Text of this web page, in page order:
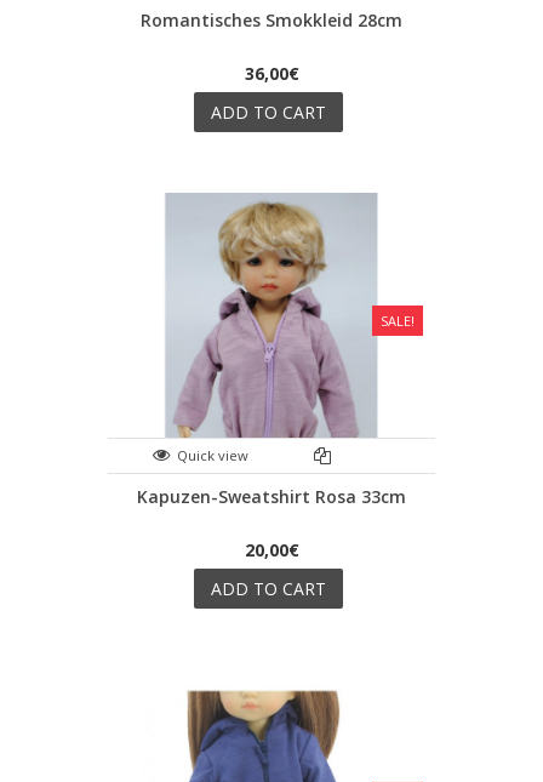
Romantisches Smokkleid 28cm
36,00€
ADD TO CART
SALE!
Quick view
Kapuzen-Sweatshirt Rosa 33cm
20,00€
ADD TO CART